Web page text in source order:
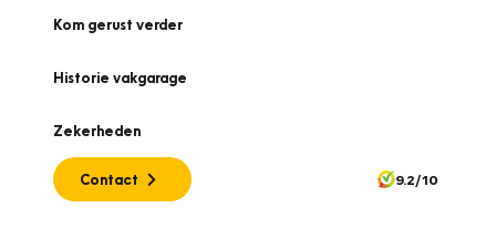
Kom gerust verder
Historie vakgarage
Zekerheden
Contact 9.2/10